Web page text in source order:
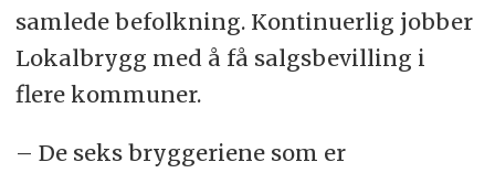
samlede befolkning. Kontinuerlig jobber
Lokalbrygg med å få salgsbevilling i
flere kommuner.
– De seks bryggeriene som er